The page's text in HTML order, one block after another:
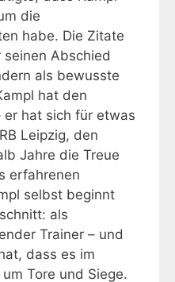
die
habe. Die Zitate
seinen Abschied
als bewusste
hat den
er hat sich für etwas
Leipzig, den
Jahre die Treue
erfahrenen
selbst beginnt
als
Trainer – und
dass es im
Tore und Siege.